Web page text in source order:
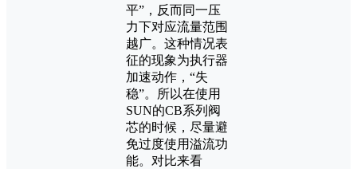
平”，反而同一压
力下对应流量范围
越广。这种情况表
征的现象为执行器
加速动作，“失
稳”。所以在使用
SUN的CB系列阀
芯的时候，尽量避
免过度使用溢流功
能。对比来看